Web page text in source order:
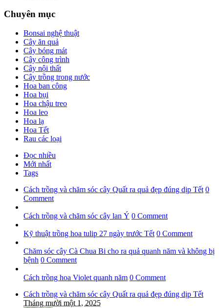
Chuyên mục
Bonsai nghệ thuật
Cây ăn quả
Cây bóng mát
Cây công trình
Cây nội thất
Cây trồng trong nước
Hoa ban công
Hoa bụi
Hoa chậu treo
Hoa leo
Hoa lạ
Hoa Tết
Rau các loại
Đọc nhiều
Mới nhất
Tags
Cách trồng và chăm sóc cây Quất ra quả đẹp đúng dịp Tết 0
Comment
Cách trồng và chăm sóc cây lan Ý 0 Comment
Kỹ thuật trồng hoa tulip 27 ngày trước Tết 0 Comment
Chăm sóc cây Cà Chua Bi cho ra quả quanh năm và không bị
bệnh 0 Comment
Cách trồng hoa Violet quanh năm 0 Comment
Cách trồng và chăm sóc cây Quất ra quả đẹp đúng dịp Tết
Tháng mười một 1, 2025